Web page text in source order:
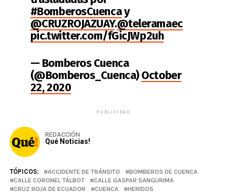
#BomberosCuencay
@CRUZROJAZUAY.@teleramaec
pic.twitter.com/fGicJWp2uh
— Bomberos Cuenca
(@Bomberos_Cuenca)October
22, 2020
PUBLICIDAD
REDACCIÓN
Qué Noticias!
TÓPICOS: ACCIDENTE DE TRÁNSITO
BOMBEROS DE CUENCA
CALLE CORONEL TÁLBOT
CALLE GASPAR SANGURIMA
CRUZ ROJA DE ECUADOR
CUENCA HERIDOS